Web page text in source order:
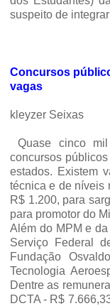
suspeito de
Concursos
vagas
kleyzer Seixas
Quase cinco
concursos
estados. Existem
técnica e de níveis
R$ 1.200, para
para promotor do
Além do MPM e
Serviço Federal
Fundação
Tecnologia
Dentre as
DCTA - R$